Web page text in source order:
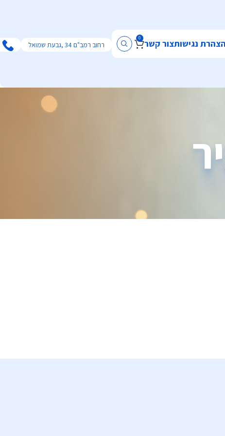
הצהרת נגישותצור קשר 0
רחוב רמב"ם 34 ,גבעת שמואל